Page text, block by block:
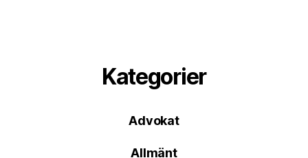
Kategorier
Advokat
Allmänt